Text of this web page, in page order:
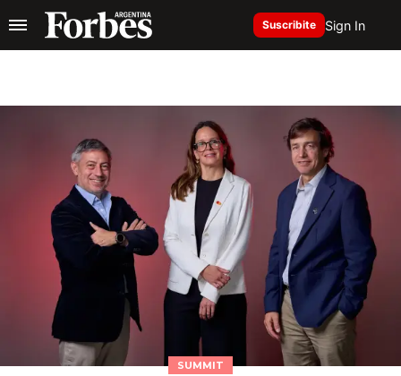
Suscribite Sign In
SUMMIT